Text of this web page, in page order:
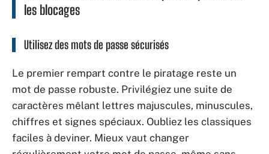
les blocages
Utilisez des mots de passe sécurisés
Le premier rempart contre le piratage reste un
mot de passe robuste. Privilégiez une suite de
caractères mêlant lettres majuscules, minuscules,
chiffres et signes spéciaux. Oubliez les classiques
faciles à deviner. Mieux vaut changer